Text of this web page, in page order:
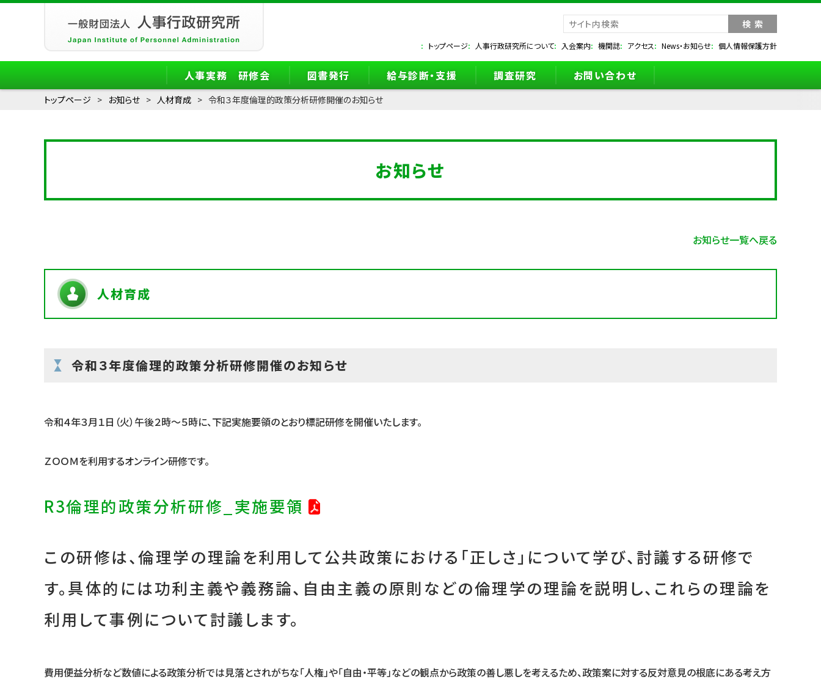
トップページ 人事行政研究所について 入会案内 機関誌 アクセス News・お知らせ 個人情報保護方針
人事実務 研修会 図書発行 給与診断・支援 調査研究 お問い合わせ
トップページ お知らせ 人材育成 令和３年度倫理的政策分析研修開催のお知らせ
お知らせ
お知らせ一覧へ戻る
人材育成
令和３年度倫理的政策分析研修開催のお知らせ
令和４年３月１日（火）午後２時～５時に、下記実施要領のとおり標記研修を開催いたします。
ＺＯＯＭを利用するオンライン研修です。
R3倫理的政策分析研修_実施要領
この研修は、倫理学の理論を利用して公共政策における「正しさ」について学び、討議する研修で
す。具体的には功利主義や義務論、自由主義の原則などの倫理学の理論を説明し、これらの理論を
利用して事例について討議します。
費用便益分析など数値による政策分析では見落とされがちな「人権」や「自由・平等」などの観点から政策の善し悪しを考えるため、政策案に対する反対意見の根底にある考え方